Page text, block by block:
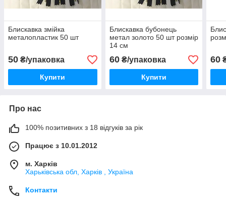
Блискавка змійка
металопластик 50 шт
50 ₴/упаковка
Купити
Блискавка бубонець
метал золото 50 шт розмір
14 см
60₴/упаковка
Купити
60
Про нас
100% позитивних з 18 відгуків за рік
Працює з 10.01.2012
м. Харків
Харьківська обл, Харків , Україна
Контакти